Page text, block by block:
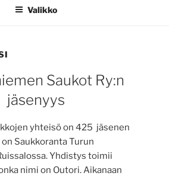
Valikko
Saukot Ry:n
jäsenyys
yhteisö on 425 jäsenen
Saukkoranta Turun
Yhdistys toimii
nimi on Outori. Aikanaan